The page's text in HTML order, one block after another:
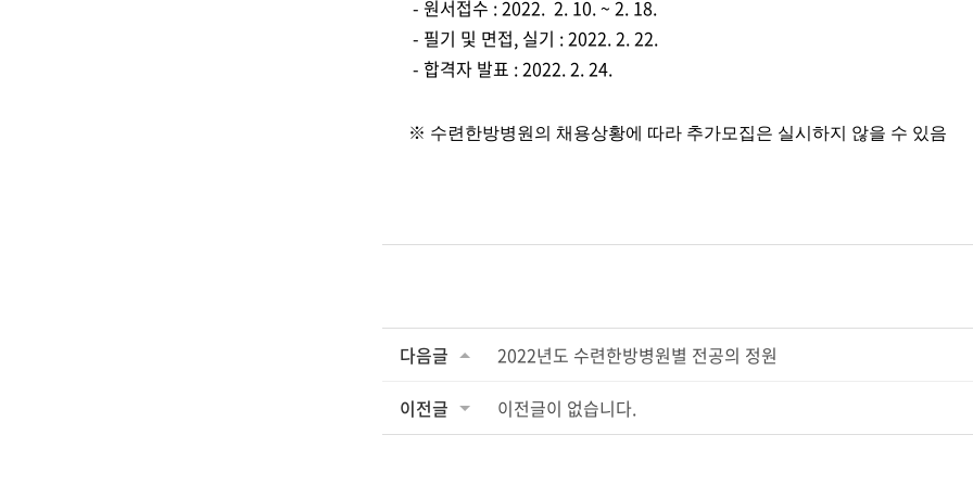
- 원서접수 : 2022. 2. 10. ~ 2. 18.
- 필기 및 면접, 실기 : 2022. 2. 22.
- 합격자 발표 : 2022. 2. 24.
※ 수련한방병원의 채용상황에 따라 추가모집은 실시하지 않을 수 있음
다음글 2022년도 수련한방병원별 전공의 정원
이전글 이전글이 없습니다.